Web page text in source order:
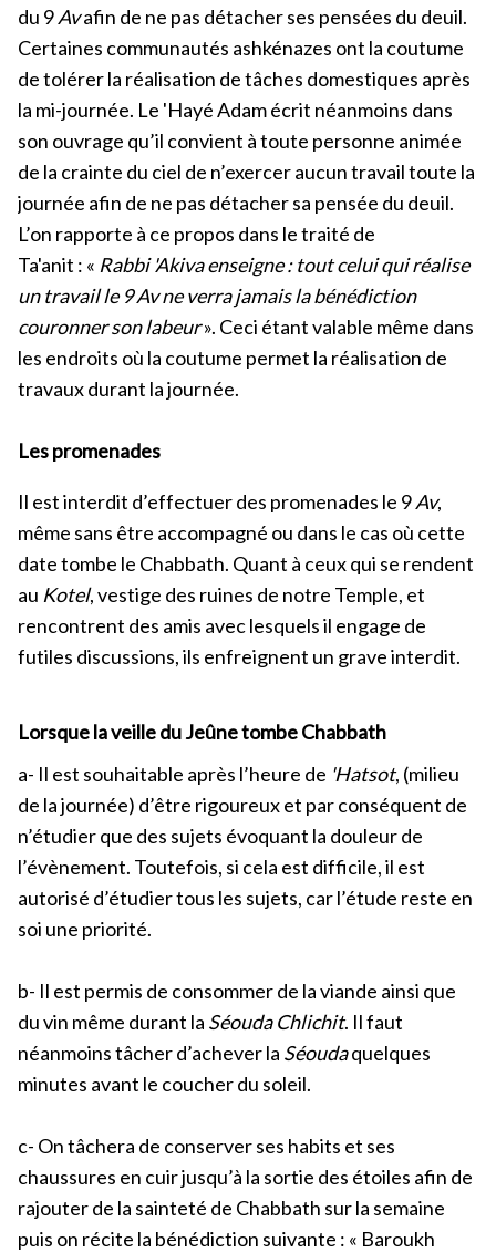
du 9Avafin de ne pas détacher ses pensées du deuil.
Certaines communautés ashkénazes ont la coutume
de tolérer la réalisation de tâches domestiques après
la mi-journée. Le 'Hayé Adam écrit néanmoins dans
son ouvrage qu’il convient à toute personne animée
de la crainte du ciel de n’exercer aucun travail toute la
journée afin de ne pas détacher sa pensée du deuil.
L’on rapporte à ce propos dans le traité de
Ta'anit : « Rabbi 'Akiva enseigne : tout celui qui réalise
un travail le 9 Av ne verra jamais la bénédiction
couronner son labeur». Ceci étant valable même dans
les endroits où la coutume permet la réalisation de
travaux durant la journée.
Les promenades
Il est interdit d’effectuer des promenades le 9Av,
même sans être accompagné ou dans le cas où cette
date tombe le Chabbath. Quant à ceux qui se rendent
au Kotel, vestige des ruines de notre Temple, et
rencontrent des amis avec lesquels il engage de
futiles discussions, ils enfreignent un grave interdit.
Lorsque la veille du Jeûne tombe Chabbath
a- Il est souhaitable après l’heure de 'Hatsot, (milieu
de la journée) d’être rigoureux et par conséquent de
n’étudier que des sujets évoquant la douleur de
l’évènement. Toutefois, si cela est difficile, il est
autorisé d’étudier tous les sujets, car l’étude reste en
soi une priorité.
b- Il est permis de consommer de la viande ainsi que
du vin même durant la Séouda Chlichit. Il faut
néanmoins tâcher d’achever la Séoudaquelques
minutes avant le coucher du soleil.
c- On tâchera de conserver ses habits et ses
chaussures en cuir jusqu’à la sortie des étoiles afin de
rajouter de la sainteté de Chabbath sur la semaine
puis on récite la bénédiction suivante : « Baroukh